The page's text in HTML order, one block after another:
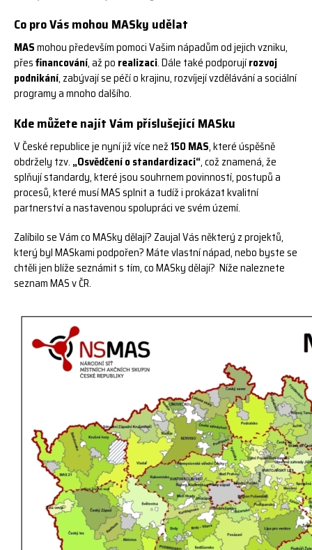
Co pro Vás mohou MASky udělat
MASmohou především pomoci Vašim nápadům od jejich vzniku,
přesfinancování, až po realizaci. Dále také podporujírozvoj
podnikání, zabývají se péčí o krajinu, rozvíjejí vzdělávání a sociální
programy a mnoho dalšího.
Kde můžete najít Vám příslušející MASku
V České republice je nyní již více než150 MAS, které úspěšně
obdržely tzv. „Osvědčení o standardizaci“, což znamená, že
splňují standardy, které jsou souhrnem povinností, postupů a
procesů, které musí MAS splnit a tudíž i prokázat kvalitní
partnerství a nastavenou spolupráci ve svém území.
Zalíbilo se Vám co MASky dělají? Zaujal Vás některý z projektů,
který byl MASkami podpořen? Máte vlastní nápad, nebo byste se
chtěli jen blíže seznámit s tím, co MASky dělají? Níže naleznete
seznam MAS v ČR.